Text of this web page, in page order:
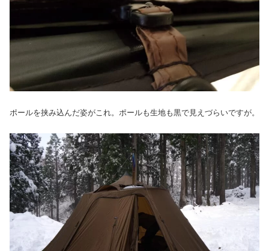
ポールを挟み込んだ姿がこれ。ポールも生地も黒で見えづらいですが。